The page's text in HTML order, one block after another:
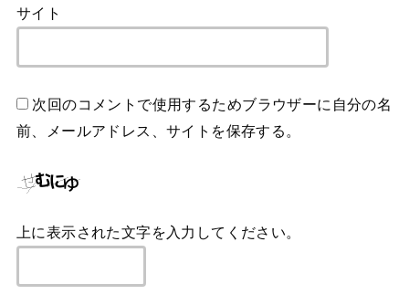
サイト
次回のコメントで使用するためブラウザーに自分の名
前、メールアドレス、サイトを保存する。
上に表示された文字を入力してください。